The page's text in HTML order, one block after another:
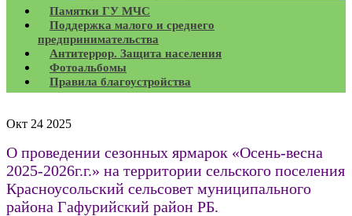
Памятки ГУ МЧС
Поддержка малого и среднего
предпринимательства
Антитеррор. Защита населения
Фотоальбомы
Правила благоустройства
Окт 24 2025
О проведении сезонных ярмарок «Осень-весна
2025-2026г.г.» на территории сельского поселения
Красноусольский сельсовет муниципального
района Гафурийский район РБ.